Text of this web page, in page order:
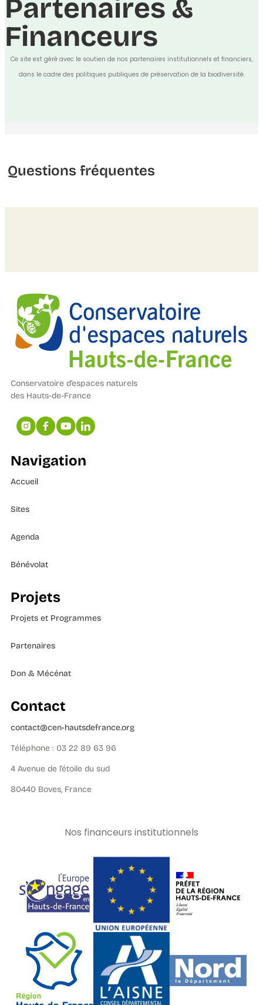
Partenaires &
Financeurs
Ce site est géré avec le soutien de nos partenaires institutionnels et financiers,
dans le cadre des politiques publiques de préservation de la biodiversité.
Questions fréquentes
Conservatoire d’espaces naturels
des Hauts-de-France
Navigation
Accueil
Sites
Agenda
Bénévolat
Projets
Projets et Programmes
Partenaires
Don & Mécénat
Contact
contact@cen-hautsdefrance.org
Téléphone : 03 22 89 63 96
4 Avenue de l’étoile du sud
80440 Boves, France
Nos financeurs institutionnels